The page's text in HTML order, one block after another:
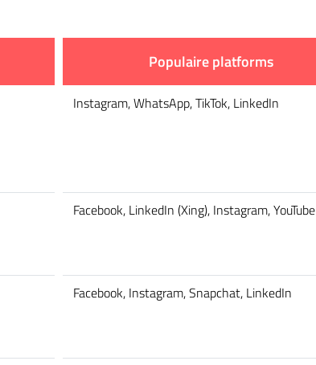
Populaire platforms
Instagram, WhatsApp, TikTok, LinkedIn
Facebook, LinkedIn (Xing), Instagram, YouTube
Facebook, Instagram, Snapchat, LinkedIn